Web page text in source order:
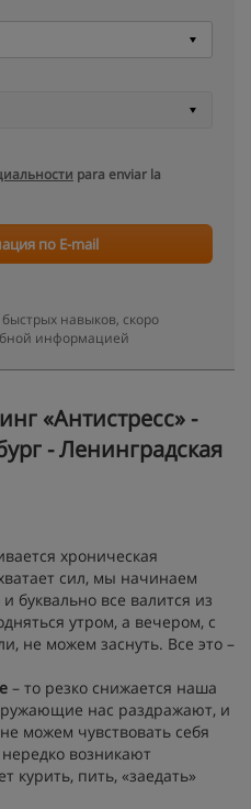
para enviar la
по E-mail
навыков, скоро
информацией
«Антистресс» -
- Ленинградская
хроническая
сил, мы начинаем
буквально все валится из
утром, а вечером, с
не можем заснуть. Все это –
– то резко снижается наша
нас раздражают, и
можем чувствовать себя
возникают
курить, пить, «заедать»